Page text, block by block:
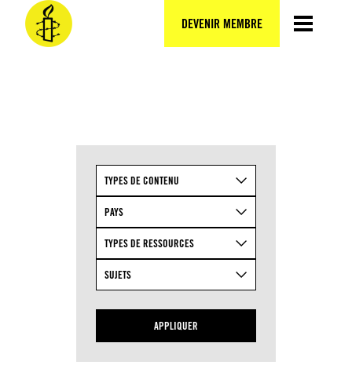
DEVENIR MEMBRE
Aller
au
contenu
TYPES DE CONTENU
PAYS
TYPES DE RESSOURCES
SUJETS
APPLIQUER